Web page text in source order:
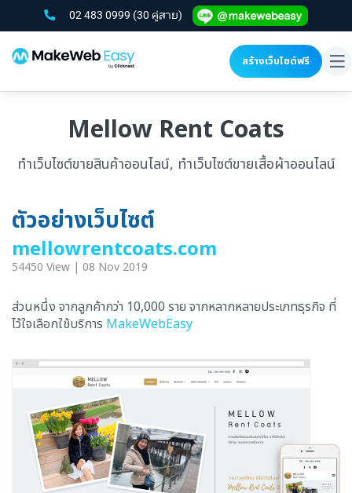
02 483 0999 (30 คู่สาย)
สร้างเว็บไซต์ฟรี
Mellow Rent Coats
ทำเว็บไซต์ขายสินค้าออนไลน์, ทำเว็บไซต์ขายเสื้อผ้าออนไลน์
ตัวอย่างเว็บไซต์
mellowrentcoats.com
54450 View | 08 Nov 2019
ส่วนหนึ่ง จากลูกค้ากว่า 10,000 ราย จากหลากหลายประเภทธุรกิจ ที่
ไว้ใจเลือกใช้บริการ MakeWebEasy